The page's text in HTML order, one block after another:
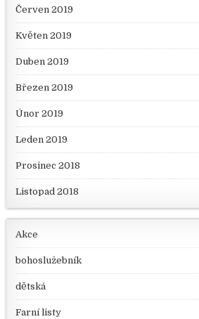
Červen 2019
Květen 2019
Duben 2019
Březen 2019
Únor 2019
Leden 2019
Prosinec 2018
Listopad 2018
Akce
bohoslužebník
dětská
Farní listy